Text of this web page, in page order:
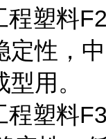
程塑料
定性，
用。
程塑料